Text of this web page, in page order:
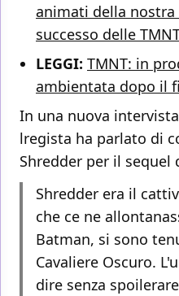
animati della
successo delle
LEGGI: TMNT: in
ambientata dopo il
In una nuova
lregista ha parlato di
Shredder per il sequel
Shredder era il
che ce ne
Batman, si sono
Cavaliere Oscuro.
dire senza